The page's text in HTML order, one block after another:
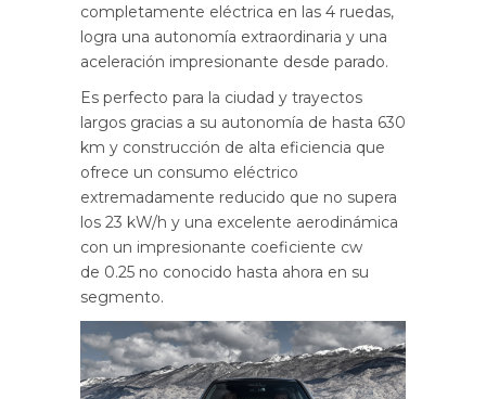
completamente eléctrica en las 4 ruedas,
logra una autonomía extraordinaria y una
aceleración impresionante desde parado.
Es perfecto para la ciudad y trayectos
largos gracias a su autonomía de hasta 630
km y construcción de alta eficiencia que
ofrece un consumo eléctrico
extremadamente reducido que no supera
los 23 kW/h y una excelente aerodinámica
con un impresionante coeficiente cw
de 0.25 no conocido hasta ahora en su
segmento.